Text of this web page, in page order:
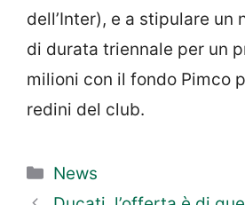
dell’Inter), e a stipulare un
di durata triennale per un
milioni con il fondo Pimco
redini del club.
Categorie
News